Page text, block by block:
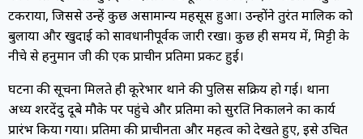
टकराया, जिससे उन्हें कुछ असामान्य महसूस हुआ। उन्होंने तुरंत मालिक को
बुलाया और खुदाई को सावधानीपूर्वक जारी रखा। कुछ ही समय में, मिट्टी के
नीचे से हनुमान जी की एक प्राचीन प्रतिमा प्रकट हुई।
घटना की सूचना मिलते ही कूरेभार थाने की पुलिस सक्रिय हो गई। थाना
अध्यक्ष शरदेंदु दूबे मौके पर पहुंचे और प्रतिमा को सुरक्षित निकालने का कार्य
प्रारंभ किया गया। प्रतिमा की प्राचीनता और महत्व को देखते हुए, इसे उचित